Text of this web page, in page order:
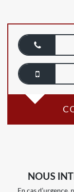
NOUS
En cas d’urgence,